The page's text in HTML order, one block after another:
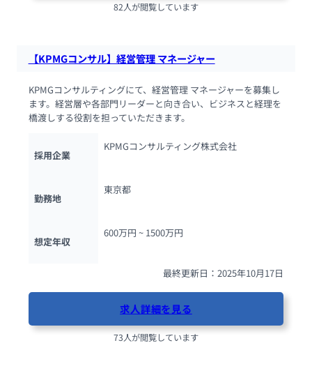
82人が閲覧しています
【KPMGコンサル】経営管理 マネージャー
KPMGコンサルティングにて、経営管理 マネージャーを募集し
ます。経営層や各部門リーダーと向き合い、ビジネスと経理を
橋渡しする役割を担っていただきます。
採用企業
KPMGコンサルティング株式会社
勤務地
東京都
想定年収
600万円 ~ 1500万円
最終更新日：2025年10月17日
求人詳細を見る
73人が閲覧しています